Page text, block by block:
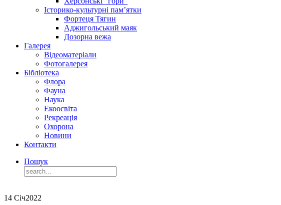
Історико-культурні пам’ятки
Фортеця Тягин
Аджигольський маяк
Дозорна вежа
Галерея
Відеоматеріали
Фотогалерея
Бібліотека
Флора
Фауна
Наука
Екоосвіта
Рекреація
Охорона
Новини
Контакти
Пошук
14 Січ2022